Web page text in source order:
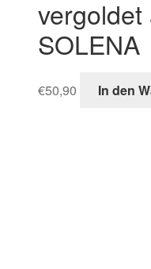
SOLENA
€50,90 In den